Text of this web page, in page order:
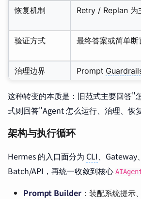
恢复机制
Retry / Replan 为
验证方式
最终答案或简单断
治理边界
Prompt
这种转变的本质是：旧范式主要回答"
式则回答"Agent 怎么运行、治理、恢
架构与执行循环
Hermes 的入口面分为 CLI 、Gateway
Batch/API，再统一收敛到核心
Prompt Builder ：装配系统提示